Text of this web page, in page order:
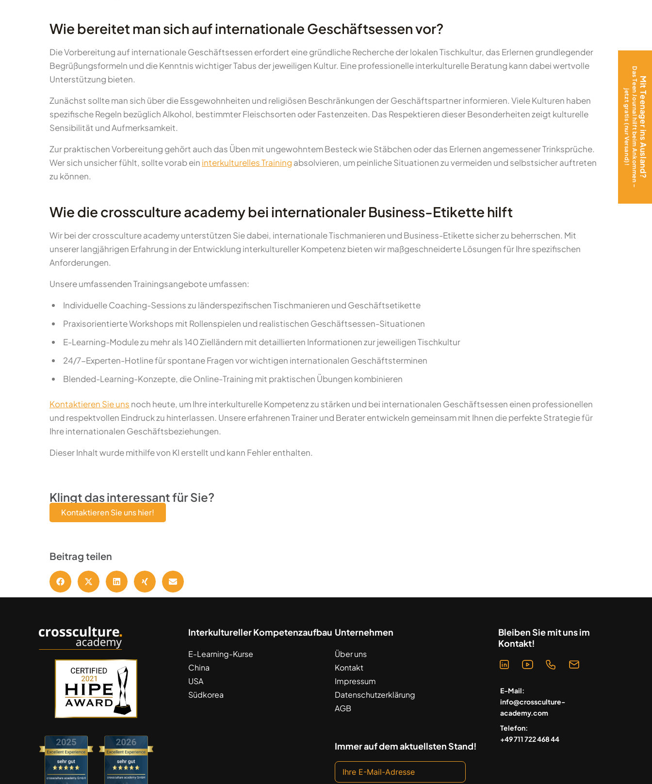
Wie bereitet man sich auf internationale Geschäftsessen vor?
Die Vorbereitung auf internationale Geschäftsessen erfordert eine gründliche Recherche der lokalen Tischkultur, das Erlernen grundlegender
Begrüßungsformeln und die Kenntnis wichtiger Tabus der jeweiligen Kultur. Eine professionelle interkulturelle Beratung kann dabei wertvolle
Unterstützung bieten.
Zunächst sollte man sich über die Essgewohnheiten und religiösen Beschränkungen der Geschäftspartner informieren. Viele Kulturen haben
spezifische Regeln bezüglich Alkohol, bestimmter Fleischsorten oder Fastenzeiten. Das Respektieren dieser Besonderheiten zeigt kulturelle
Sensibilität und Aufmerksamkeit.
Zur praktischen Vorbereitung gehört auch das Üben mit ungewohntem Besteck wie Stäbchen oder das Erlernen angemessener Trinksprüche.
Wer sich unsicher fühlt, sollte vorab ein interkulturelles Training absolvieren, um peinliche Situationen zu vermeiden und selbstsicher auftreten
zu können.
Wie die crossculture academy bei internationaler Business-Etikette hilft
Wir bei der crossculture academy unterstützen Sie dabei, internationale Tischmanieren und Business-Etikette sicher zu beherrschen. Mit
unserer langjährigen Erfahrung in der Entwicklung interkultureller Kompetenz bieten wir maßgeschneiderte Lösungen für Ihre spezifischen
Anforderungen.
Unsere umfassenden Trainingsangebote umfassen:
Individuelle Coaching-Sessions zu länderspezifischen Tischmanieren und Geschäftsetikette
Praxisorientierte Workshops mit Rollenspielen und realistischen Geschäftsessen-Situationen
E-Learning-Module zu mehr als 140 Zielländern mit detaillierten Informationen zur jeweiligen Tischkultur
24/7-Experten-Hotline für spontane Fragen vor wichtigen internationalen Geschäftsterminen
Blended-Learning-Konzepte, die Online-Training mit praktischen Übungen kombinieren
Kontaktieren Sie uns noch heute, um Ihre interkulturelle Kompetenz zu stärken und bei internationalen Geschäftsessen einen professionellen
und respektvollen Eindruck zu hinterlassen. Unsere erfahrenen Trainer und Berater entwickeln gemeinsam mit Ihnen die perfekte Strategie für
Ihre internationalen Geschäftsbeziehungen.
Dieser Inhalt wurde mithilfe von KI erstellt und kann Fehler enthalten.
Klingt das interessant für Sie?
Kontaktieren Sie uns hier!
Beitrag teilen
Mit Teenager ins Ausland?
Das Teen Journal hilft beim Ankommen –
jetzt gratis (nur Versand)!
Interkultureller Kompetenzaufbau
E-Learning-Kurse
China
USA
Südkorea
Unternehmen
Über uns
Kontakt
Impressum
Datenschutzerklärung
AGB
Immer auf dem aktuellsten Stand!
Bleiben Sie mit uns im
Kontakt!
E-Mail:
info@crossculture-
academy.com
Telefon:
+49 711 722 468 44